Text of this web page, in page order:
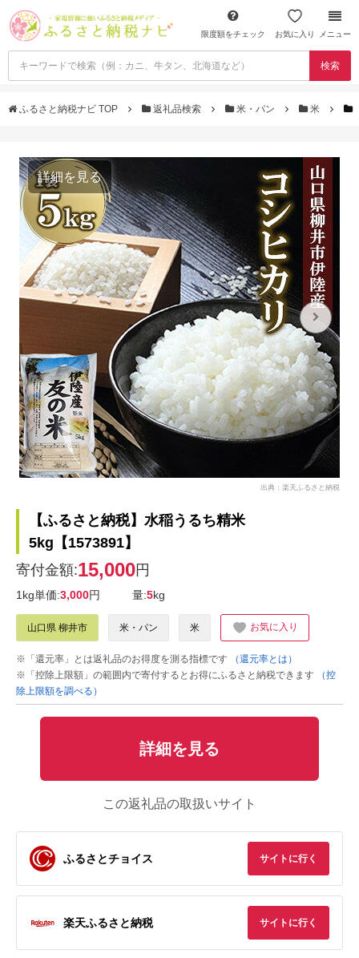
限度額をチェック お気に入り メニュー
検索
ふるさと納税ナビ TOP 返礼品検索 米・パン 米
詳細を見る
出典：楽天ふるさと納税
【ふるさと納税】水稲うるち精米
5kg【1573891】
寄付金額:15,000円
1kg単価:3,000円 量:5kg
山口県 柳井市 米・パン 米 お気に入り
※「還元率」とは返礼品のお得度を測る指標です
（還元率とは）
※「控除上限額」の範囲内で寄付するとお得にふるさと納税できます
（控
除上限額を調べる）
詳細を見る
この返礼品の取扱いサイト
ふるさとチョイス サイトに行く
楽天ふるさと納税 サイトに行く